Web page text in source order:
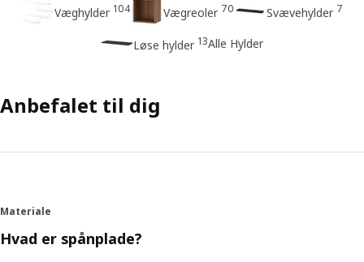
Væghylder 104 Vægreoler 70 Svævehylder 7
Løse hylder 13Alle Hylder
Anbefalet til dig
Materiale
Hvad er spånplade?